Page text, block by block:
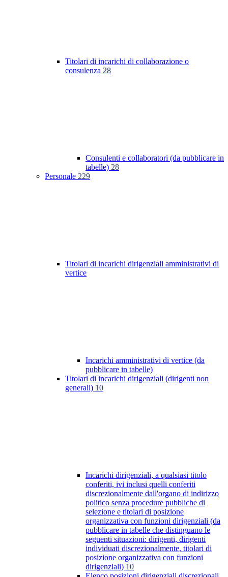
Titolari di incarichi di collaborazione o
consulenza 28
Consulenti e collaboratori (da pubblicare in
tabelle) 28
Personale 229
Titolari di incarichi dirigenziali amministrativi di
vertice
Incarichi amministrativi di vertice (da
pubblicare in tabelle)
Titolari di incarichi dirigenziali (dirigenti non
generali) 10
Incarichi dirigenziali, a qualsiasi titolo
conferiti, ivi inclusi quelli conferiti
discrezionalmente dall'organo di indirizzo
politico senza procedure pubbliche di
selezione e titolari di posizione
organizzativa con funzioni dirigenziali (da
pubblicare in tabelle che distinguano le
seguenti situazioni: dirigenti, dirigenti
individuati discrezionalmente, titolari di
posizione organizzativa con funzioni
dirigenziali) 10